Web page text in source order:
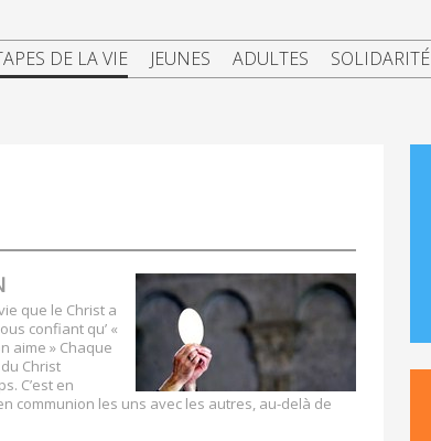
DE LA VIE JEUNES ADULTES SOLIDARITÉ
que le Christ a
confiant qu’ «
aime » Chaque
Christ
C’est en
communion les uns avec les autres, au-delà de